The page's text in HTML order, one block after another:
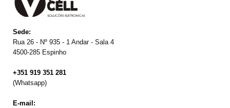
Sede:
Rua 26 - Nº 935 - 1 Andar - Sala 4
4500-285 Espinho
+351 919 351 281
(Whatsapp)
E-mail: